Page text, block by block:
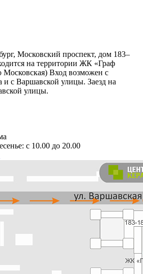
Московский проспект, дом 183–
на территории ЖК «Граф
Вход возможен с
и с Варшавской улицы. Заезд на
улицы.
с 10.00 до 20.00